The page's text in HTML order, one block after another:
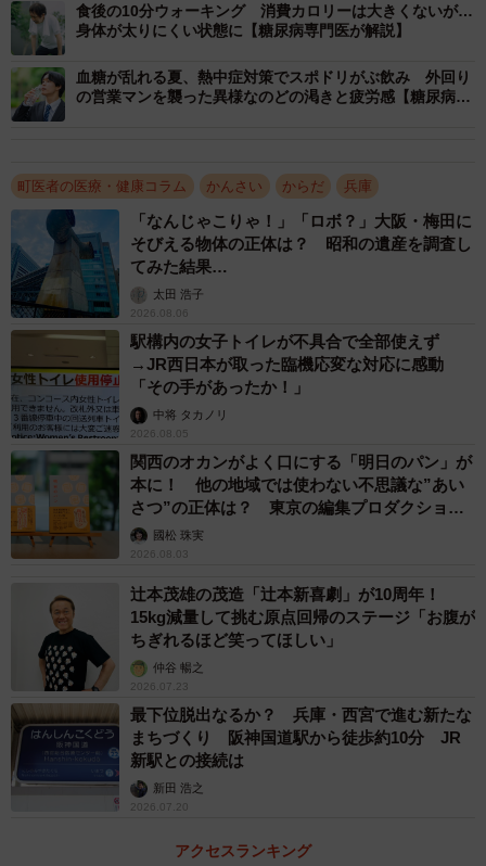
食後の10分ウォーキング 消費カロリーは大きくないが…
身体が太りにくい状態に【糖尿病専門医が解説】
血糖が乱れる夏、熱中症対策でスポドリがぶ飲み 外回り
の営業マンを襲った異様なのどの渇きと疲労感【糖尿病専
町医者の医療・健康コラム かんさい からだ 兵庫
「なんじゃこりゃ！」「ロボ？」大阪・梅田に
そびえる物体の正体は？ 昭和の遺産を調査し
てみた結果…
太田 浩子
2026.08.06
駅構内の女子トイレが不具合で全部使えず
→JR西日本が取った臨機応変な対応に感動
「その手があったか！」
中将 タカノリ
2026.08.05
関西のオカンがよく口にする「明日のパン」が
本に！ 他の地域では使わない不思議な”あい
さつ”の正体は？ 東京の編集プロダクション
がひも解く
國松 珠実
2026.08.03
辻本茂雄の茂造「辻本新喜劇」が10周年！
15kg減量して挑む原点回帰のステージ「お腹が
ちぎれるほど笑ってほしい」
仲谷 暢之
2026.07.23
最下位脱出なるか？ 兵庫・西宮で進む新たな
まちづくり 阪神国道駅から徒歩約10分 JR
新駅との接続は
新田 浩之
2026.07.20
アクセスランキング